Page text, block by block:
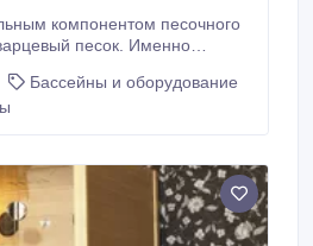
компонентом песочного
песок. Именно
характеристиками,
диоксида кремния - кварца
Бассейны и оборудование